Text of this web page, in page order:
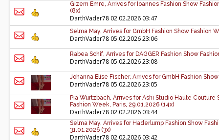
Gizem Emre, Arrives for Ioannes Fashion Show
(8x)
DarthVader78 02.02.2026 03:47
Selma May, Arrives for GmbH Fashion Show Fashion
DarthVader78 05.02.2026 23:06
Rabea Schif, Arrives for DAGGER Fashion Show
DarthVader78 05.02.2026 23:08
Johanna Elise Fischer, Arrives for GmbH Fashion
DarthVader78 05.02.2026 23:05
Pia Wurtzbach, Arrives for Ashi Studio Haute Couture
Fashion Week, Paris, 29.01.2026 (14x)
DarthVader78 02.02.2026 03:44
Selma May, Arrives for Haderlump Fashion Show
31.01.2026 (3x)
DarthVader78 02.02.2026 03:42